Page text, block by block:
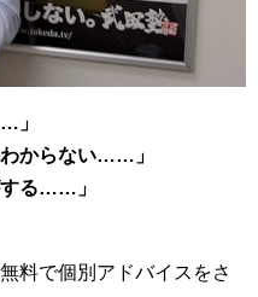
」
わからない……」
する……」
料で個別アドバイスをさ